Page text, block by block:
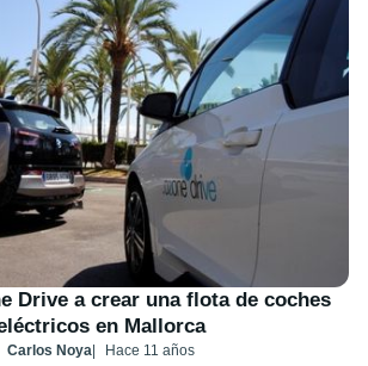
Drive a crear una flota de coches
en Mallorca
Carlos Noya Hace 11 años